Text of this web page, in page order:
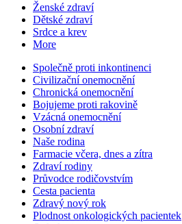
Ženské zdraví
Dětské zdraví
Srdce a krev
More
Společně proti inkontinenci
Civilizační onemocnění
Chronická onemocnění
Bojujeme proti rakovině
Vzácná onemocnění
Osobní zdraví
Naše rodina
Farmacie včera, dnes a zítra
Zdraví rodiny
Průvodce rodičovstvím
Cesta pacienta
Zdravý nový rok
Plodnost onkologických pacientek